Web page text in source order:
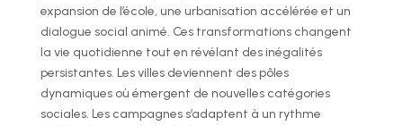
expansion de l’école, une urbanisation accélérée et un
dialogue social animé. Ces transformations changent
la vie quotidienne tout en révélant des inégalités
persistantes. Les villes deviennent des pôles
dynamiques où émergent de nouvelles catégories
sociales. Les campagnes s’adaptent à un rythme